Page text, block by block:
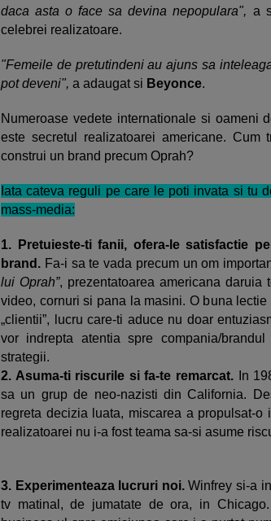
daca asta o face sa devina nepopulara", a
celebrei realizatoare.
"Femeile de pretutindeni au ajuns sa
pot deveni", a adaugat si Beyonce.
Numeroase vedete internationale si oameni
este secretul realizatoarei americane. Cum
construi un brand precum Oprah?
Iata cateva reguli pe care le poti invata si tu
mass-media:
1. Pretuieste-ti fanii, ofera-le satisfactie
brand. Fa-i sa te vada precum un om
lui Oprah”, prezentatoarea americana
video, cornuri si pana la masini. O buna
„clientii”, lucru care-ti aduce nu doar
vor indrepta atentia spre compania/
strategii.
2. Asuma-ti riscurile si fa-te remarcat.
In
sa un grup de neo-nazisti din California.
regreta decizia luata, miscarea a propulsat-
realizatoarei nu i-a fost teama sa-si asume
3. Experimenteaza lucruri noi.Winfrey si-a
tv matinal, de jumatate de ora, in